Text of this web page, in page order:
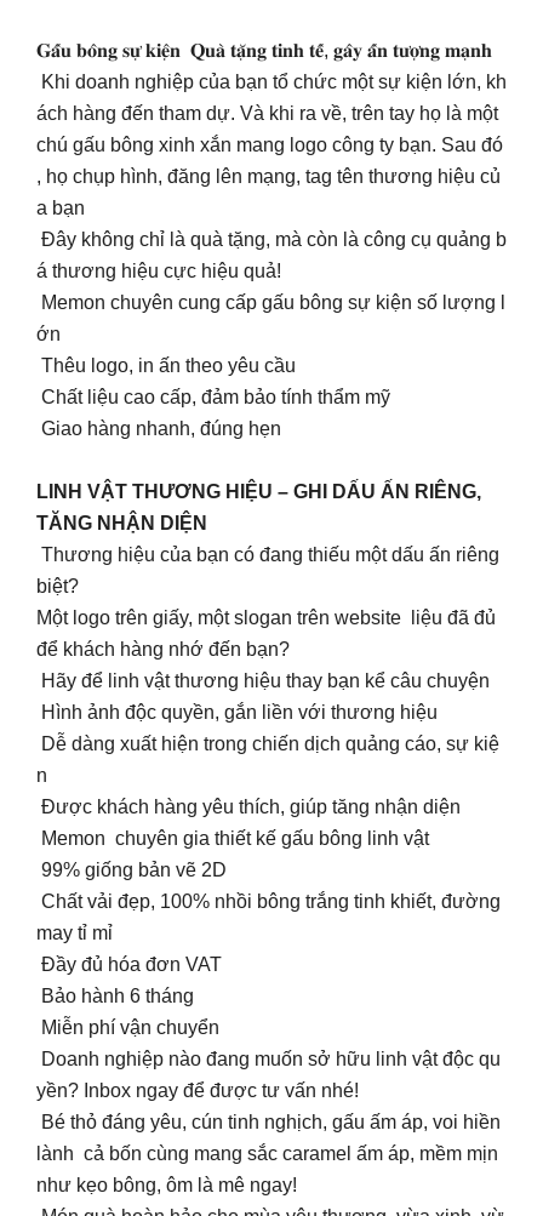
𝐆𝐚̂́𝐮 𝐛𝐨̂𝐧𝐠 𝐬𝐮̛̣ 𝐤𝐢𝐞̣̂𝐧 𝐐𝐮𝐚̀ 𝐭𝐚̣̆𝐧𝐠 𝐭𝐢𝐧𝐡 𝐭𝐞̂́, 𝐠𝐚̂𝐲 𝐚̂́𝐧 𝐭𝐮̛𝐨̛̣𝐧𝐠 𝐦𝐚̣𝐧𝐡
Khi doanh nghiệp của bạn tổ chức một sự kiện lớn, kh
ách hàng đến tham dự. Và khi ra về, trên tay họ là một
chú gấu bông xinh xắn mang logo công ty bạn. Sau đó
, họ chụp hình, đăng lên mạng, tag tên thương hiệu củ
a bạn
Đây không chỉ là quà tặng, mà còn là công cụ quảng b
á thương hiệu cực hiệu quả!
Memon chuyên cung cấp gấu bông sự kiện số lượng l
ớn
Thêu logo, in ấn theo yêu cầu
Chất liệu cao cấp, đảm bảo tính thẩm mỹ
Giao hàng nhanh, đúng hẹn
LINH VẬT THƯƠNG HIỆU – GHI DẤU ẤN RIÊNG,
TĂNG NHẬN DIỆN
Thương hiệu của bạn có đang thiếu một dấu ấn riêng
biệt?
Một logo trên giấy, một slogan trên website liệu đã đủ
để khách hàng nhớ đến bạn?
Hãy để linh vật thương hiệu thay bạn kể câu chuyện
Hình ảnh độc quyền, gắn liền với thương hiệu
Dễ dàng xuất hiện trong chiến dịch quảng cáo, sự kiệ
n
Được khách hàng yêu thích, giúp tăng nhận diện
Memon chuyên gia thiết kế gấu bông linh vật
99% giống bản vẽ 2D
Chất vải đẹp, 100% nhồi bông trắng tinh khiết, đường
may tỉ mỉ
Đầy đủ hóa đơn VAT
Bảo hành 6 tháng
Miễn phí vận chuyển
Doanh nghiệp nào đang muốn sở hữu linh vật độc qu
yền? Inbox ngay để được tư vấn nhé!
Bé thỏ đáng yêu, cún tinh nghịch, gấu ấm áp, voi hiền
lành cả bốn cùng mang sắc caramel ấm áp, mềm mịn
như kẹo bông, ôm là mê ngay!